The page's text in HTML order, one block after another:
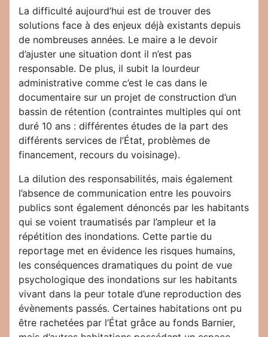
La difficulté aujourd’hui est de trouver des
solutions face à des enjeux déjà existants depuis
de nombreuses années. Le maire a le devoir
d’ajuster une situation dont il n’est pas
responsable. De plus, il subit la lourdeur
administrative comme c’est le cas dans le
documentaire sur un projet de construction d’un
bassin de rétention (contraintes multiples qui ont
duré 10 ans : différentes études de la part des
différents services de l’État, problèmes de
financement, recours du voisinage).
La dilution des responsabilités, mais également
l’absence de communication entre les pouvoirs
publics sont également dénoncés par les habitants
qui se voient traumatisés par l’ampleur et la
répétition des inondations. Cette partie du
reportage met en évidence les risques humains,
les conséquences dramatiques du point de vue
psychologique des inondations sur les habitants
vivant dans la peur totale d’une reproduction des
évènements passés. Certaines habitations ont pu
être rachetées par l’État grâce au fonds Barnier,